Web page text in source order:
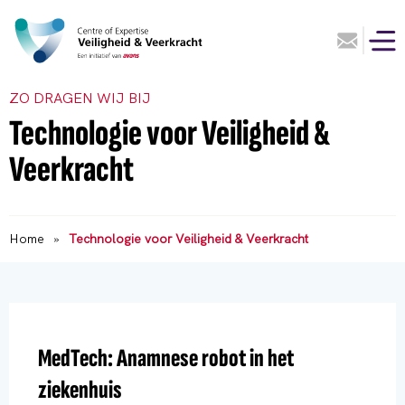
ZO DRAGEN WIJ BIJ
Technologie voor Veiligheid &
Veerkracht
Home » Technologie voor Veiligheid & Veerkracht
MedTech: Anamnese robot in het
ziekenhuis